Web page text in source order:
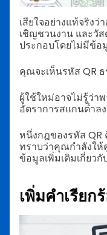
เสียใจอย่างแท้จริง
เชิญชวนงาน และวั
ประกอบโดยไม่มีข้อ
คุณจะเห็นรหัส QR
ผู้ใช้ใหม่อาจไม่รู้ว่า
อัตราการสแกนต่ำลง
หนึ่งกฎของรหัส QR
ทราบว่าคุณกำลังให้
ข้อมูลเพิ่มเติมเกี่ย
เพิ่มคำเรียก